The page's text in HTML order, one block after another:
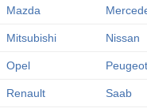
Mazda
Mitsubishi Nissan
Opel Peugeot
Renault Saab